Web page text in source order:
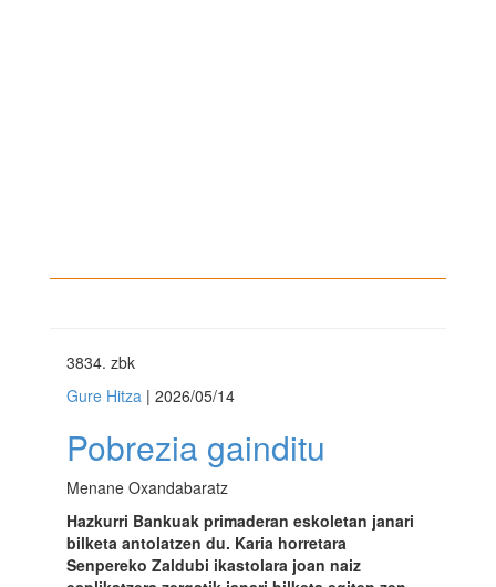
3834. zbk
Gure Hitza | 2026/05/14
Pobrezia gainditu
Menane Oxandabaratz
Hazkurri Bankuak primaderan eskoletan janari
bilketa antolatzen du. Karia horretara
Senpereko Zaldubi ikastolara joan naiz